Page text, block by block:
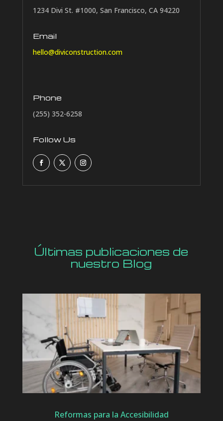
1234 Divi St. #1000, San Francisco, CA 94220
Email
hello@diviconstruction.com
Phone
(255) 352-6258
Follow Us
Últimas publicaciones de
nuestro Blog
Reformas para la Accesibilidad